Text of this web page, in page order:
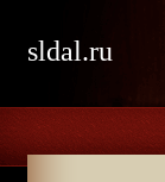
sldal.ru